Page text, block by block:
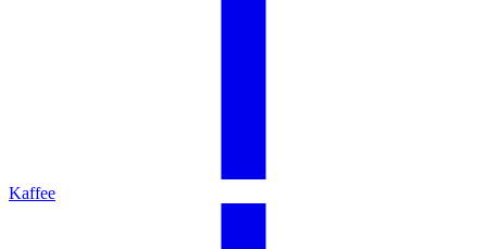
Kaffee